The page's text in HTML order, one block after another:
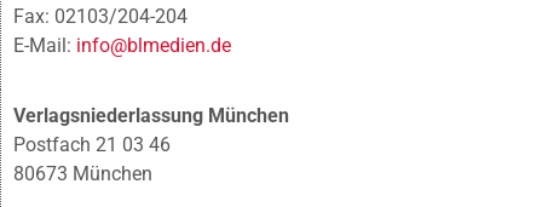
Fax: 02103/204-204
E-Mail: info@blmedien.de
Verlagsniederlassung München
Postfach 21 03 46
80673 München